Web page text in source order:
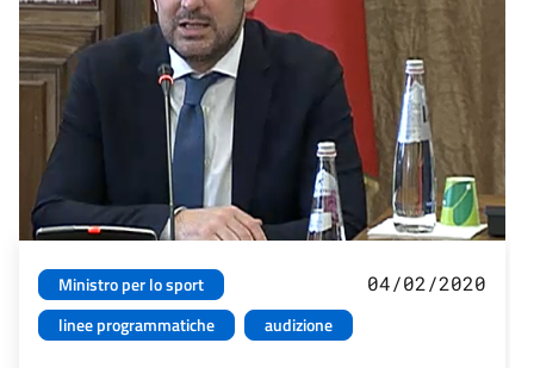
Ministro per lo sport
linee programmatiche
audizione
04/02/2020